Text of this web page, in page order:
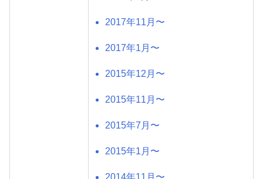
2017年11月〜
2017年1月〜
2015年12月〜
2015年11月〜
2015年7月〜
2015年1月〜